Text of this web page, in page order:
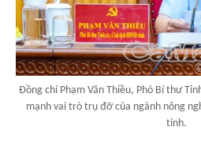
Đồng chí Phạm Văn Thiều, Phó Bí thư
mạnh vai trò trụ đỡ của ngành nông
tỉnh.